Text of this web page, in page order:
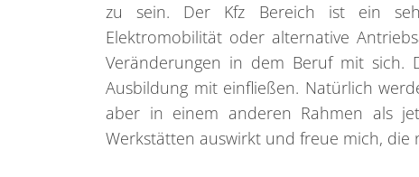
zu sein. Der Kfz Bereich ist ein
Elektromobilität oder alternative
Veränderungen in dem Beruf mit sich.
Ausbildung mit einfließen. Natürlich
aber in einem anderen Rahmen als
Werkstätten auswirkt und freue mich,